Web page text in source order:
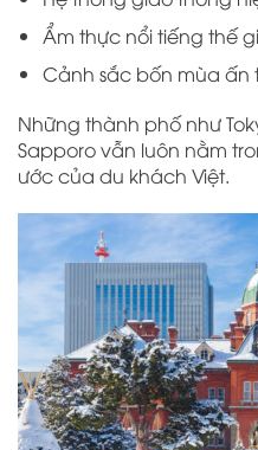
Ẩm thực nổi tiếng thế
Cảnh sắc bốn mùa ấn
Những thành phố như
Sapporovẫn luôn nằm
ước của du khách Việt.